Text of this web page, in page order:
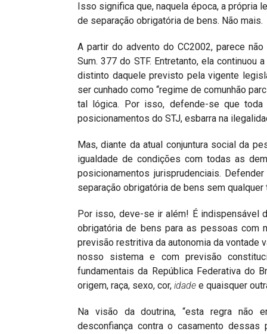
Isso significa que, naquela época, a própria
de separação obrigatória de bens. Não mais.
A partir do advento do CC2002, parece
Sum. 377 do STF. Entretanto, ela
distinto daquele previsto pela vigente
ser cunhado como “regime de comunhão
tal lógica. Por isso, defende-se que
posicionamentos do STJ, esbarra na
Mas, diante da atual conjuntura social da
igualdade de condições com todas as
posicionamentos jurisprudenciais.
separação obrigatória de bens sem
Por isso, deve-se ir além! É indispensável
obrigatória de bens para as pessoas com
previsão restritiva da autonomia da vontade
nosso sistema e com previsão
fundamentais da República Federativa do
origem, raça, sexo, cor, idade e quaisquer
Na visão da doutrina, “esta regra não
desconfiança contra o casamento